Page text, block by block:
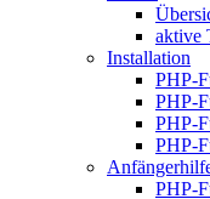
aktive
Installation
PHP-
PHP-
PHP-
PHP-
PHP-